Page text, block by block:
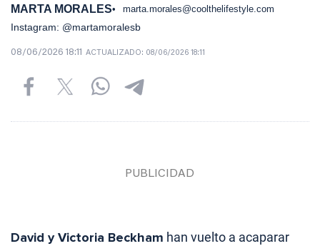
MARTA MORALES marta.morales@coolthelifestyle.com
Instagram: @martamoralesb
08/06/2026 18:11 ACTUALIZADO: 08/06/2026 18:11
David y Victoria Beckham han vuelto a acaparar